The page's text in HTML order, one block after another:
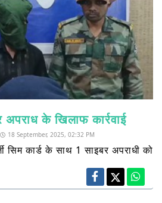
अपराध के खिलाफ कार्रवाई
18 September, 2025, 02:32 PM
सिम कार्ड के साथ 1 साइबर अपराधी को